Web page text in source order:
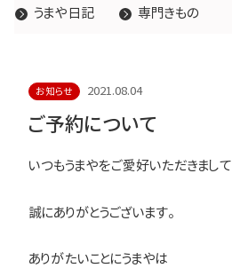
うまや日記
専門きもの
お知らせ 2021.08.04
ご予約について
いつもうまやをご愛好いただきまして
誠にありがとうございます。
ありがたいことにうまやは